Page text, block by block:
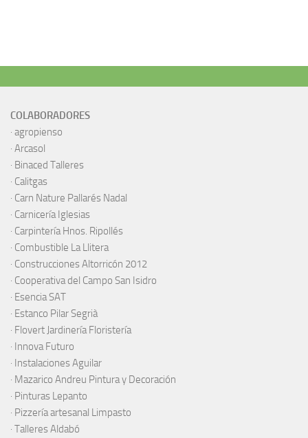
COLABORADORES
· agropienso
· Arcasol
· Binaced Talleres
· Calitgas
· Carn Nature Pallarés Nadal
· Carnicería Iglesias
· Carpintería Hnos. Ripollés
· Combustible La Llitera
· Construcciones Altorricón 2012
· Cooperativa del Campo San Isidro
· Esencia SAT
· Estanco Pilar Segrià
· Flovert Jardinería Floristería
· Innova Futuro
· Instalaciones Aguilar
· Mazarico Andreu Pintura y Decoración
· Pinturas Lepanto
· Pizzería artesanal Limpasto
· Talleres Aldabó